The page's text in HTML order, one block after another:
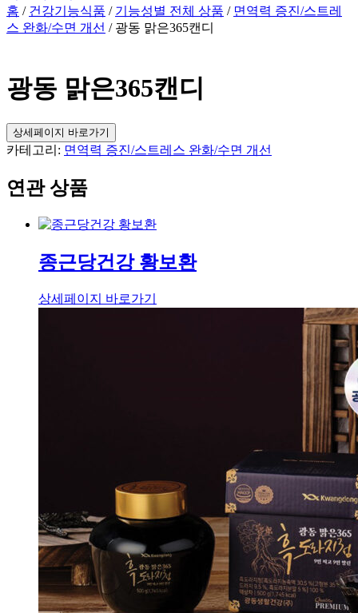
홈 / 건강기능식품 / 기능성별 전체 상품 / 면역력 증진/스트레
스 완화/수면 개선 / 광동 맑은365캔디
광동 맑은365캔디
상세페이지 바로가기
카테고리: 면역력 증진/스트레스 완화/수면 개선
연관 상품
종근당건강 황보환
상세페이지 바로가기